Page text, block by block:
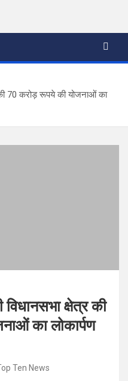
70 करोड़ रूपये की योजनाओं का
क्षेत्र की
का लोकार्पण
Ten News